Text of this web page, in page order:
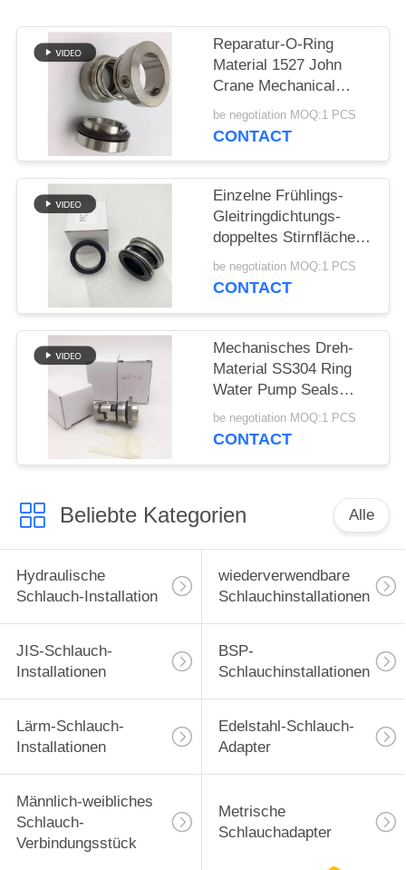
SITEMAP
PRIVACY
POLICY
Reparatur-O-Ring
Material 1527 John
Crane Mechanical
Seals SS304
be negotiation MOQ:1 PCS
CONTACT
Einzelne Frühlings-
Gleitringdichtungs-
doppeltes Stirnfläche-
Gummi-Gebrüll
be negotiation MOQ:1 PCS
CONTACT
Mechanisches Dreh-
Material SS304 Ring
Water Pump Seals
12mm
be negotiation MOQ:1 PCS
CONTACT
Beliebte Kategorien Alle
Hydraulische
Schlauch-Installation
wiederverwendbare
Schlauchinstallationen
JIS-Schlauch-
Installationen
BSP-
Schlauchinstallationen
Lärm-Schlauch-
Installationen
Edelstahl-Schlauch-
Adapter
Männlich-weibliches
Schlauch-
Verbindungsstück
Metrische
Schlauchadapter